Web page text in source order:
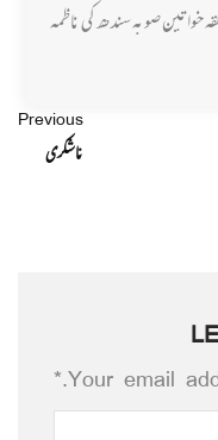
خواتین صوبہ سندھ کی ناظمہ
Previous
ناشکری
Your email